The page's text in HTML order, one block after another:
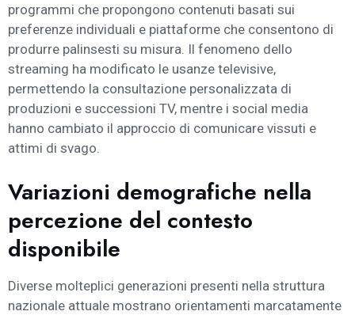
programmi che propongono contenuti basati sui
preferenze individuali e piattaforme che consentono di
produrre palinsesti su misura. Il fenomeno dello
streaming ha modificato le usanze televisive,
permettendo la consultazione personalizzata di
produzioni e successioni TV, mentre i social media
hanno cambiato il approccio di comunicare vissuti e
attimi di svago.
Variazioni demografiche nella
percezione del contesto
disponibile
Diverse molteplici generazioni presenti nella struttura
nazionale attuale mostrano orientamenti marcatamente